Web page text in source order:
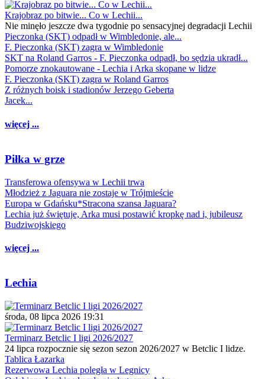
Krajobraz po bitwie... Co w Lechii...
Nie minęło jeszcze dwa tygodnie po sensacyjnej degradacji Lechii
Pieczonka (SKT) odpadł w Wimbledonie, ale...
F. Pieczonka (SKT) zagra w Wimbledonie
SKT na Roland Garros - F. Pieczonka odpadł, bo sędzia ukradł...
Pomorze znokautowane - Lechia i Arka skopane w lidze
F. Pieczonka (SKT) zagra w Roland Garros
Z różnych boisk i stadionów Jerzego Geberta
Jacek...
więcej ...
Piłka w grze
Transferowa ofensywa w Lechii trwa
Młodzież z Jaguara nie zostaje w Trójmieście
Europa w Gdańsku*Stracona szansa Jaguara?
Lechia już świętuje, Arka musi postawić kropkę nad i, jubileusz
Budziwojskiego
więcej ...
Lechia
środa, 08 lipca 2026 19:31
Terminarz Betclic I ligi 2026/2027
24 lipca rozpocznie się sezon sezon 2026/2027 w Betclic I lidze.
Tablica Łazarka
Rezerwowa Lechia poległa w Legnicy